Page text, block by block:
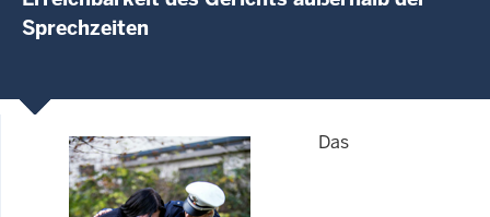
Sprechzeiten
Das